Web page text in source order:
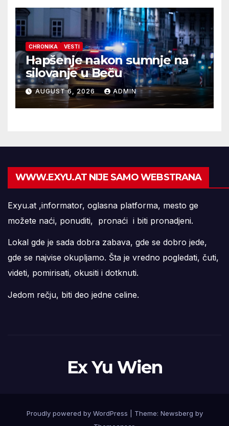
CHRONIKA VESTI
Hapšenje nakon sumnje na
silovanje u Beču
AUGUST 6, 2026 ADMIN
WWW.EXYU.AT NIJE SAMO WEBSTRANA
Exyu.at ,informator, oglasna platforma, mesto ge
možete naći, ponuditi, pronaći i biti pronadjeni.
Lokal gde je sada dobra zabava, gde se dobro jede,
gde se najvise okupljamo. Šta je vredno pogledati, čuti,
videti, pomirisati, okusiti i dotknuti.
Jedom rečju, biti deo jedne celine.
Ex Yu Wien
Proudly powered by WordPress Theme: Newsberg by